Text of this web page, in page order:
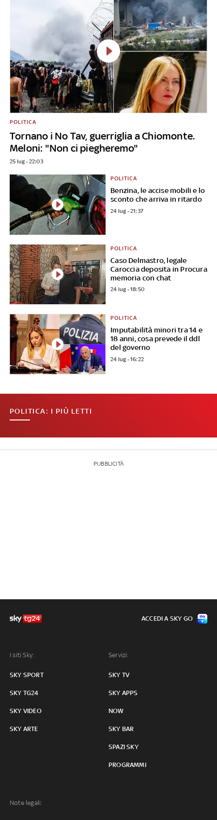
Tornano i No Tav, guerriglia a Chiomonte.
Meloni: "Non ci piegheremo"
POLITICA
25 lug - 22:03
Benzina, le accise mobili e lo
sconto che arriva in ritardo
POLITICA
24 lug - 21:37
Caso Delmastro, legale
Caroccia deposita in Procura
memoria con chat
POLITICA
24 lug - 18:50
Imputabilità minori tra 14 e
18 anni, cosa prevede il ddl
del governo
POLITICA
24 lug - 16:22
POLITICA: I PIÙ LETTI
PUBBLICITÀ
I siti Sky:
SKY SPORT
SKY TG24
SKY VIDEO
SKY ARTE
Servizi:
SKY TV
SKY APPS
NOW
SKY BAR
SPAZI SKY
PROGRAMMI
Note legali:
ACCEDI A SKY GO